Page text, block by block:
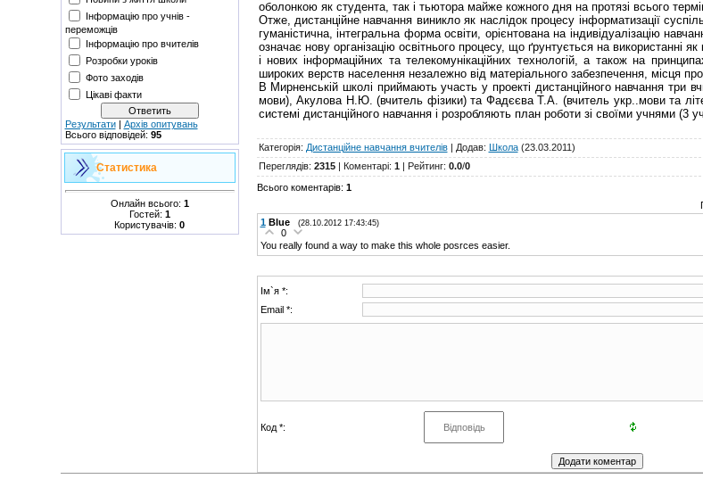
Інформацію про учнів -
переможців
Інформацію про вчителів
Розробки уроків
Фото заходів
Цікаві факти
Результати| Архів опитувань
Всього відповідей: 95
Статистика
Онлайн всього: 1
Гостей: 1
Користувачів: 0
оболонкою як студента, так і тьютора майже кожного дня на протязі всього
Отже, дистанційне навчання виникло як наслідок процесу інформатизації
гуманістична, інтегральна форма освіти, орієнтована на індивідуалізацію
означає нову організацію освітнього процесу, що ґрунтується на використанні
і нових інформаційних та телекомунікаційних технологій, а також на
широких верств населення незалежно від матеріального забезпечення, місця
В Мирненській школі приймають участь у проекті дистанційного навчання три
мови), Акулова Н.Ю. (вчитель фізики) та Фадєєва Т.А. (вчитель укр..мови та
системі дистанційного навчання і розробляють план роботи зі своїми учнями (3
Категорія: Дистанційне навчання вчителів| Додав: Школа(23.03.2011)
Переглядів: 2315| Коментарі: 1| Рейтинг: 0.0/0
Всього коментарів: 1
1 Blue (28.10.2012 17:43:45)
0
You really found a way to make this whole posrces easier.
Ім`я *:
Email *:
Код *: